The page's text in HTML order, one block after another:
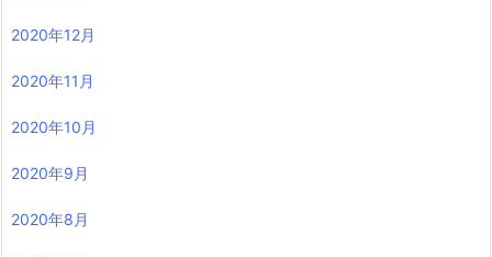
2020年12月
2020年11月
2020年10月
2020年9月
2020年8月